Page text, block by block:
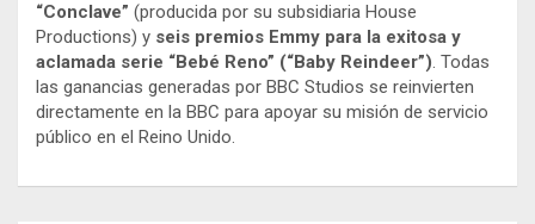
“Conclave” (producida por su subsidiaria House
Productions) y seis premios Emmy para la exitosa y
aclamada serie “Bebé Reno” (“Baby Reindeer”). Todas
las ganancias generadas por BBC Studios se reinvierten
directamente en la BBC para apoyar su misión de servicio
público en el Reino Unido.